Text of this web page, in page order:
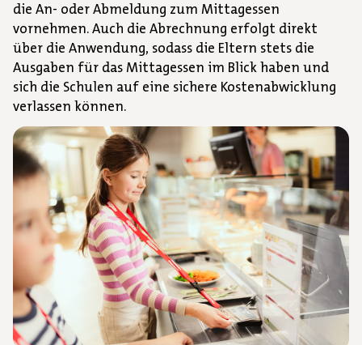
die An- oder Abmeldung zum Mittagessen
vornehmen. Auch die Abrechnung erfolgt direkt
über die Anwendung, sodass die Eltern stets die
Ausgaben für das Mittagessen im Blick haben und
sich die Schulen auf eine sichere Kostenabwicklung
verlassen können.